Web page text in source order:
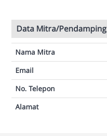
Data Mitra/Pendamping
Nama Mitra
Email
No. Telepon
Alamat